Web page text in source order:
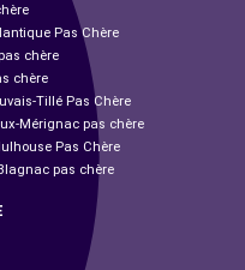
Pas Chère
chère
chère
Tillé Pas Chère
Mérignac pas chère
Pas Chère
pas chère